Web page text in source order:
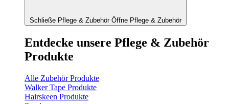
Schließe Pflege & Zubehör Öffne Pflege & Zubehör
Entdecke unsere Pflege & Zubehör
Produkte
Alle Zubehör Produkte
Walker Tape Produkte
Hairskeen Produkte